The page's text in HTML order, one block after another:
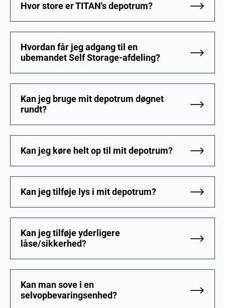
Hvor store er TITAN's depotrum?
Hvordan får jeg adgang til en
ubemandet Self Storage-afdeling?
Kan jeg bruge mit depotrum døgnet
rundt?
Kan jeg køre helt op til mit depotrum?
Kan jeg tilføje lys i mit depotrum?
Kan jeg tilføje yderligere
låse/sikkerhed?
Kan man sove i en
selvopbevaringsenhed?